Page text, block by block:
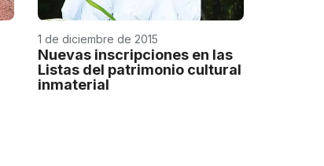
1 de diciembre de 2015
Nuevas inscripciones en las
Listas del patrimonio cultural
inmaterial